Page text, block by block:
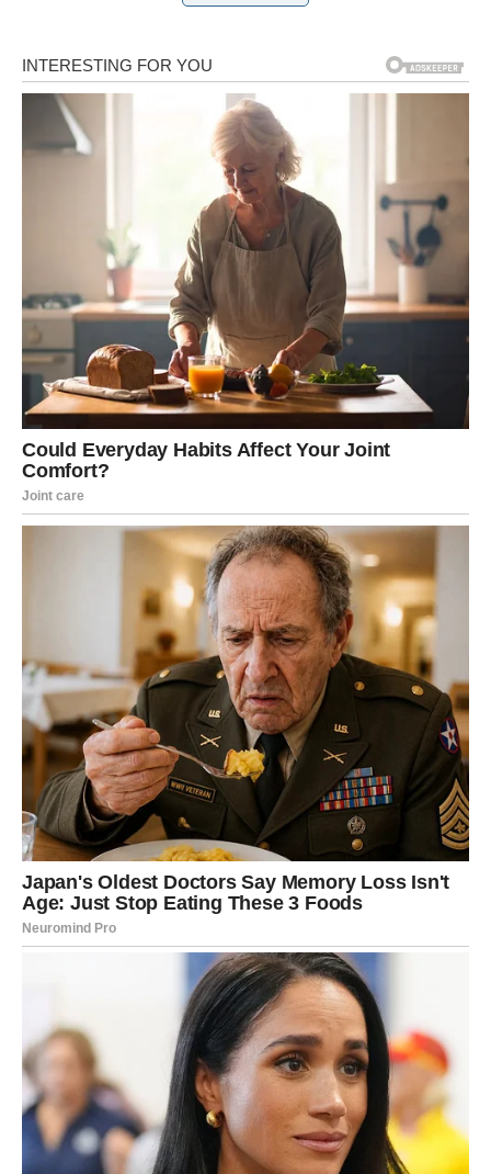
Posebno je važno istaći da se u januaru mnoge Vage
oslobađaju prošlih emotivnih rana
pitate „šta bi bilo kad bi bilo“ i konačno prihvatate da je
sve što se desilo imalo svoju svrhu. To donosi ogromno
Posao i finansije – stabilnost i dobre
Na poslovnom planu, januar vam donosi olakšanje i
potvrdu da ste na pravom putu
. Ako ste se mučili sa
neizvesnošću, čekali odgovor ili se pitali da li je vaš trud
uzaludan – sada dobijate znak da nije. Moguće su dobre
vesti vezane za posao, novi dogovor, ugovor ili ponuda
koja vam vraća motivaciju.
Finansijski, januar donosi stabilnost, ali i mogućnost
dodatnog priliva novca. Nije isključeno da dobijete
novac koji ste čekali ili koji niste ni planirali. Najvažnije je
to što više ne osećate konstantni stres – novac prestaje
da bude izvor brige i postaje sredstvo sigurnosti.
Unutrašnja snaga i lični rast
Vage u januaru jačaju iznutra. Počinjete jasnije da
postavljate granice, da govorite „ne“ bez straha i da birate
ono što vam donosi mir. Shvatate da niste dužni svima, ali
da ste dužni sebi. Ovo je mesec u kojem se vaša energija
menja – postajete smireniji, ali i odlučniji.
RIBE – JANUAR KAO MESEC
ČUDA, BLAGOSLOVA I
ISPUNJENIH ŽELJA
Za Ribe, januar je pravidar sudbine. Ovo je period u
kojem se magija dešava tiho, ali snažno. Sve ono što ste
u sebi nosili, o čemu ste sanjali, a niste smeli glasno da
kažete – sada dolazi bliže ostvarenju. Ribe ulaze u januar